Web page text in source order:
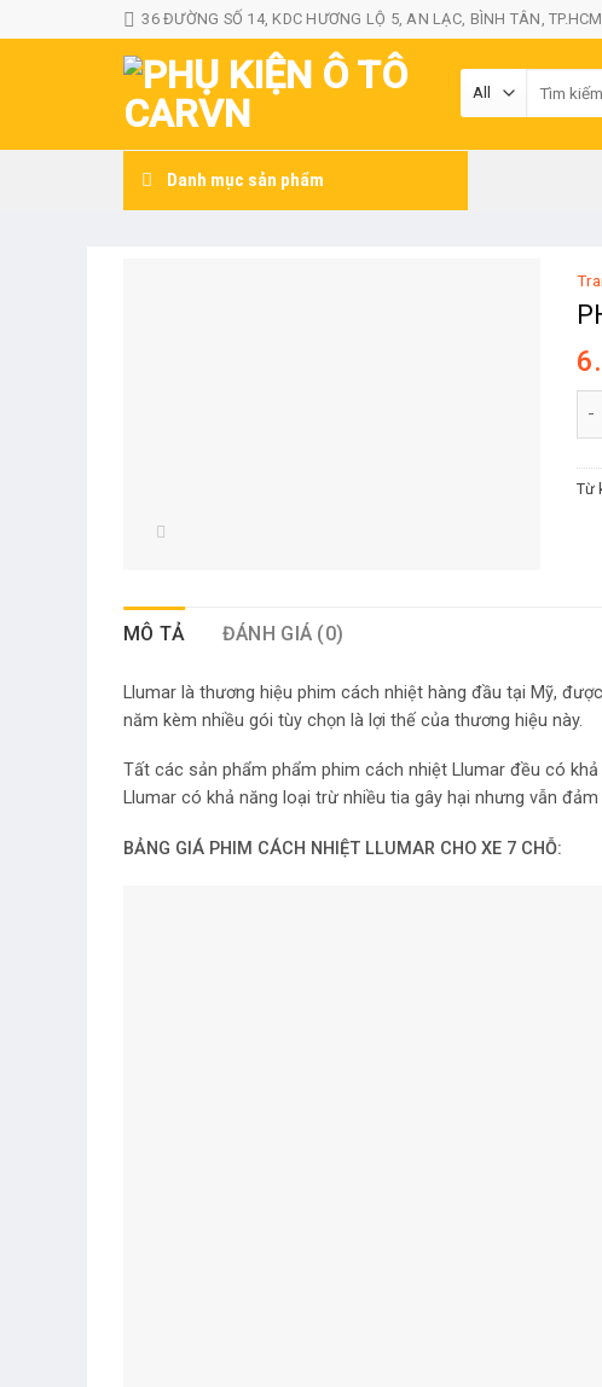
to
36 ĐƯỜNG SỐ 14, KDC HƯƠNG LỘ 5, AN LẠC, BÌNH TÂN, TP.HCM
Danh mục sản phẩm
Từ
MÔ TẢ ĐÁNH GIÁ (0)
Llumar là thương hiệu phim cách nhiệt hàng đầu tại Mỹ,
năm kèm nhiều gói tùy chọn là lợi thế của thương hiệu này.
Tất các sản phẩm phẩm phim cách nhiệt Llumar đều có
Llumar có khả năng loại trừ nhiều tia gây hại nhưng vẫn
BẢNG GIÁ PHIM CÁCH NHIỆT LLUMAR CHO XE 7 CHỖ: